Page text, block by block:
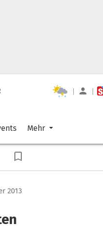
| |
Mehr
2013